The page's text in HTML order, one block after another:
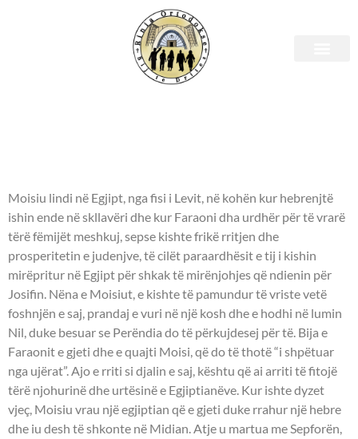
Shenjtori i ditës – 04
Moisiu lindi në Egjipt, nga fisi i Levit, në kohën kur hebrenjtë
ishin ende në skllavëri dhe kur Faraoni dha urdhër për të vrarë
tërë fëmijët meshkuj, sepse kishte frikë rritjen dhe
prosperitetin e judenjve, të cilët paraardhësit e tij i kishin
mirëpritur në Egjipt për shkak të mirënjohjes që ndienin për
Josifin. Nëna e Moisiut, e kishte të pamundur të vriste vetë
foshnjën e saj, prandaj e vuri në një kosh dhe e hodhi në lumin
Nil, duke besuar se Perëndia do të përkujdesej për të. Bija e
Faraonit e gjeti dhe e quajti Moisi, që do të thotë “i shpëtuar
nga ujërat”. Ajo e rriti si djalin e saj, kështu që ai arriti të fitojë
tërë njohurinë dhe urtësinë e Egjiptianëve. Kur ishte dyzet
vjeç, Moisiu vrau një egjiptian që e gjeti duke rrahur një hebre
dhe iu desh të shkonte në Midian. Atje u martua me Sepforën,